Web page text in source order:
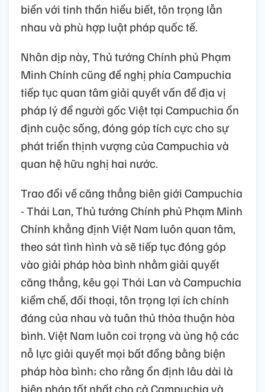
biển với tinh thần hiểu biết, tôn trọng lẫn
nhau và phù hợp luật pháp quốc tế.
Nhân dịp này, Thủ tướng Chính phủ Phạm
Minh Chính cũng đề nghị phía Campuchia
tiếp tục quan tâm giải quyết vấn đề địa vị
pháp lý để người gốc Việt tại Campuchia ổn
định cuộc sống, đóng góp tích cực cho sự
phát triển thịnh vượng của Campuchia và
quan hệ hữu nghị hai nước.
Trao đổi về căng thẳng biên giới Campuchia
- Thái Lan, Thủ tướng Chính phủ Phạm Minh
Chính khẳng định Việt Nam luôn quan tâm,
theo sát tình hình và sẽ tiếp tục đóng góp
vào giải pháp hòa bình nhằm giải quyết
căng thẳng, kêu gọi Thái Lan và Campuchia
kiềm chế, đối thoại, tôn trọng lợi ích chính
đáng của nhau và tuân thủ thỏa thuận hòa
bình. Việt Nam luôn coi trọng và ủng hộ các
nỗ lực giải quyết mọi bất đồng bằng biện
pháp hòa bình; cho rằng ổn định lâu dài là
biện pháp tốt nhất cho cả Campuchia và